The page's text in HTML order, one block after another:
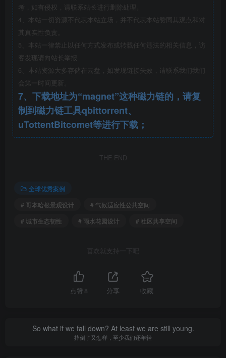
然而，项目的长期维护和管理仍是一个挑战。如何在保
证生态功能的同时，维持公众的参与度和空间的使用率，是
设计师和城市管理者需要共同思考的问题。
这一项目不仅是对传统公园设计的一次革新，更是对未
考，如有侵权，请联系站长进行删除处理。
4、本站一切资源不代表本站立场，并不代表本站赞同其观点和对
其真实性负责。
5、本站一律禁止以任何方式发布或转载任何违法的相关信息，访
客发现请向站长举报
6、本站资源大多存储在云盘，如发现链接失效，请联系我们我们
会第一时间更新。
7、下载地址为“magnet”这种磁力链的，请复
制到磁力链工具qbittorrent、
uTottentBitcomet等进行下载；
THE END
全球优秀案例
# 哥本哈根景观设计
# 气候适应性公共空间
# 城市生态韧性
# 雨水花园设计 # 社区共享空间
喜欢就支持一下吧
点赞 8 分享 收藏
So what if we fall down? At least we are still young.
摔倒了又怎样，至少我们还年轻